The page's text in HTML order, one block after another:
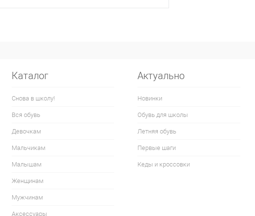
Каталог
Снова в школу!
Вся обувь
Девочкам
Мальчикам
Малышам
Женщинам
Мужчинам
Аксессуары
Актуально
Новинки
Обувь для школы
Летняя обувь
Первые шаги
Кеды и кроссовки